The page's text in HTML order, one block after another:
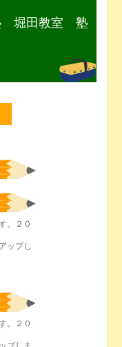
堀田教室 塾
。２０
ップし
。２０